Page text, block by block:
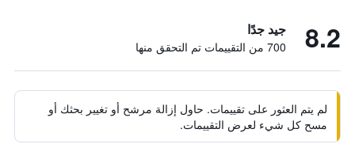
8.2 جيد جدًا
700 من التقييمات تم التحقق منها
لم يتم العثور على تقييمات. حاول إزالة مرشح أو تغيير بحثك أو
مسح كل شيء لعرض التقييمات.